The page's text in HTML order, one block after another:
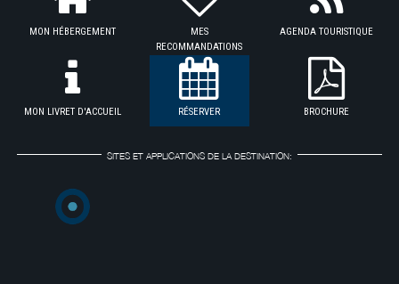
MON HÉBERGEMENT
MES
RECOMMANDATIONS
AGENDA TOURISTIQUE
MON LIVRET D'ACCUEIL RÉSERVER BROCHURE
SITES ET APPLICATIONS DE LA DESTINATION: